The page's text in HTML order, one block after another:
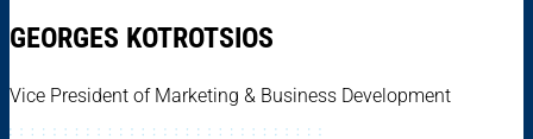
GEORGES KOTROTSIOS
Vice President of Marketing & Business Development